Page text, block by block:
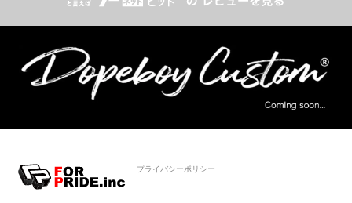
プライバシーポリシー